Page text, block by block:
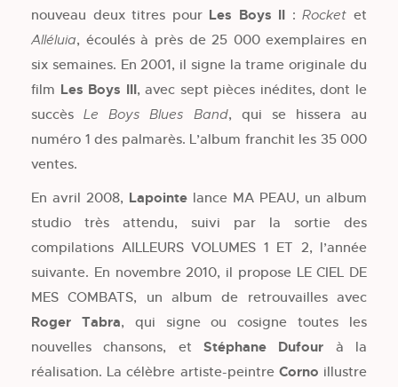
nouveau deux titres pour Les Boys II :Rocketet
Alléluia, écoulés à près de 25 000 exemplaires en
six semaines. En 2001, il signe la trame originale du
film Les Boys III, avec sept pièces inédites, dont le
succèsLe Boys Blues Band, qui se hissera au
numéro 1 des palmarès. L’album franchit les 35 000
ventes.
En avril 2008, Lapointe lance MA PEAU, un album
studio très attendu, suivi par la sortie des
compilations AILLEURS VOLUMES 1 ET 2, l’année
suivante. En novembre 2010, il propose LE CIEL DE
MES COMBATS, un album de retrouvailles avec
Roger Tabra, qui signe ou cosigne toutes les
nouvelles chansons, et Stéphane Dufour à la
réalisation. La célèbre artiste-peintreCorno illustre